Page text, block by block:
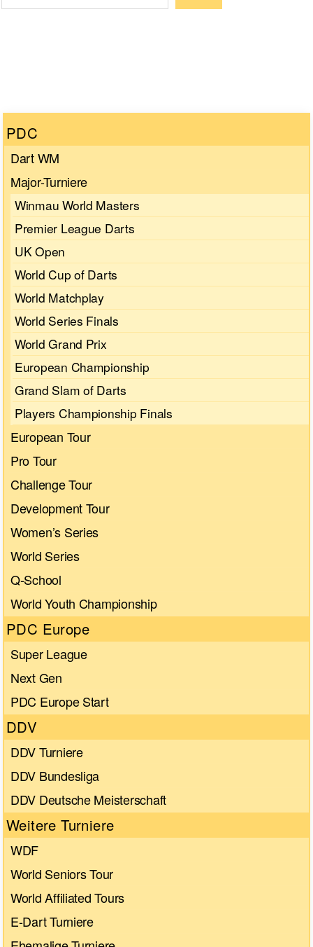
PDC
Dart WM
Major-Turniere
Winmau World Masters
Premier League Darts
UK Open
World Cup of Darts
World Matchplay
World Series Finals
World Grand Prix
European Championship
Grand Slam of Darts
Players Championship Finals
European Tour
Pro Tour
Challenge Tour
Development Tour
Women’s Series
World Series
Q-School
World Youth Championship
PDC Europe
Super League
Next Gen
PDC Europe Start
DDV
DDV Turniere
DDV Bundesliga
DDV Deutsche Meisterschaft
Weitere Turniere
WDF
World Seniors Tour
World Affiliated Tours
E-Dart Turniere